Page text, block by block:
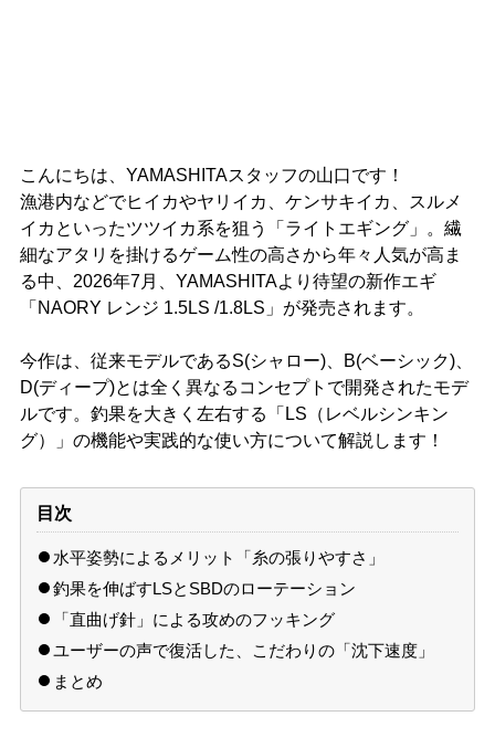
こんにちは、YAMASHITAスタッフの山口です！
漁港内などでヒイカやヤリイカ、ケンサキイカ、スルメ
イカといったツツイカ系を狙う「ライトエギング」。繊
細なアタリを掛けるゲーム性の高さから年々人気が高ま
る中、2026年7月、YAMASHITAより待望の新作エギ
「NAORY レンジ 1.5LS /1.8LS」が発売されます。
今作は、従来モデルであるS(シャロー)、B(ベーシック)、
D(ディープ)とは全く異なるコンセプトで開発されたモデ
ルです。釣果を大きく左右する「LS（レベルシンキン
グ）」の機能や実践的な使い方について解説します！
目次
水平姿勢によるメリット「糸の張りやすさ」
釣果を伸ばすLSとSBDのローテーション
「直曲げ針」による攻めのフッキング
ユーザーの声で復活した、こだわりの「沈下速度」
まとめ